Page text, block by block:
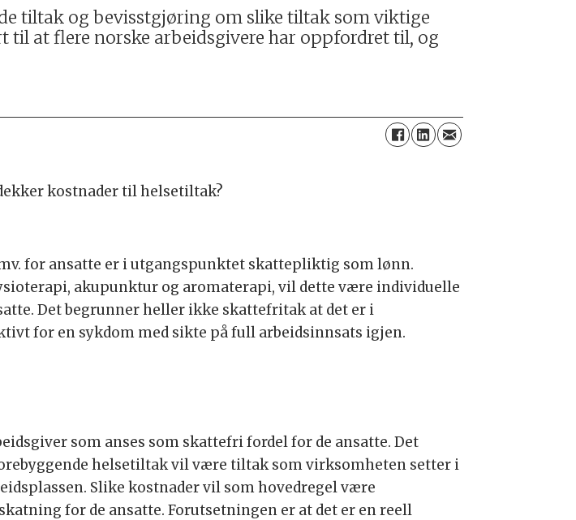
tiltak og bevisstgjøring om slike tiltak som viktige
at flere norske arbeidsgivere har oppfordret til, og
kostnader til helsetiltak?
for ansatte er i utgangspunktet skattepliktig som lønn.
akupunktur og aromaterapi, vil dette være individuelle
Det begrunner heller ikke skattefritak at det er i
for en sykdom med sikte på full arbeidsinnsats igjen.
som anses som skattefri fordel for de ansatte. Det
helsetiltak vil være tiltak som virksomheten setter i
Slike kostnader vil som hovedregel være
for de ansatte. Forutsetningen er at det er en reell